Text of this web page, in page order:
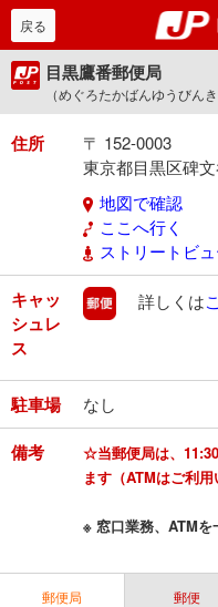
戻る
目黒鷹番郵便局
（めぐろたかばんゆうびんき
住所
〒 152-0003
東京都目黒区碑
地図で確認
ここへ行く
ストリートビ
キャッ
シュレ
ス
郵便
詳しくは
駐車場 なし
備考
☆当郵便局は、
ます（ATMはご利用
※ 窓口業務、ATMを
郵便局 郵便